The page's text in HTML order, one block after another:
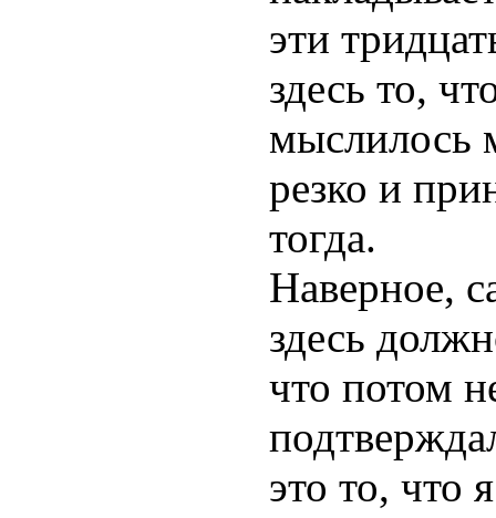
эти
здесь то,
мыслилось
резко и
тогда.
Наверное,
здесь
что потом
это то, что